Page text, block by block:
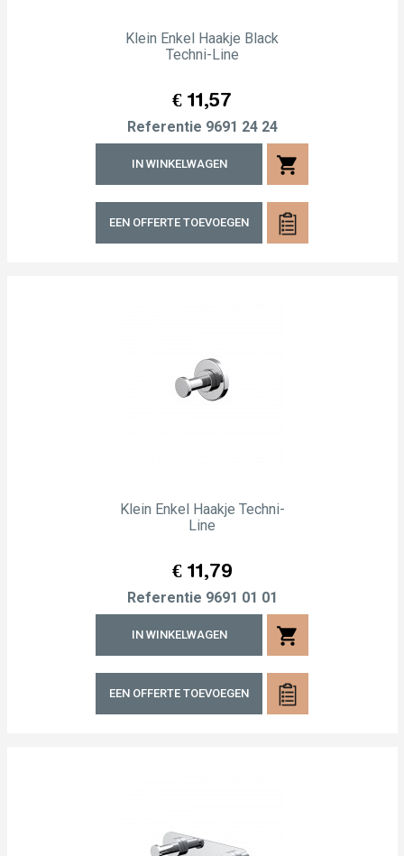
Klein Enkel Haakje Black
Techni-Line
Prijs
€ 11,57
Referentie 9691 24 24
IN WINKELWAGEN shopping_cart
EEN OFFERTE TOEVOEGEN
Klein Enkel Haakje Techni-
Line
Prijs
€ 11,79
Referentie 9691 01 01
IN WINKELWAGEN shopping_cart
EEN OFFERTE TOEVOEGEN